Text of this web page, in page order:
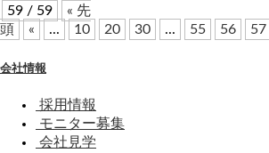
59 / 59
« 先
頭
« ... 10 20 30 ... 55 56 57
会社情報
採用情報
モニター募集
会社見学